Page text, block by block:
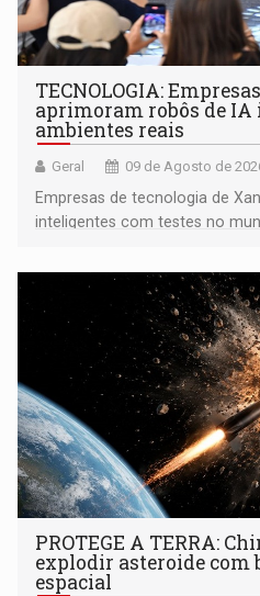
TECNOLOGIA:
aprimoram robôs de
ambientes reais
Geral 09 de Agosto de
Empresas de tecnologia de
inteligentes com testes no
PROTEGE A TERRA:
explodir asteroide com
espacial